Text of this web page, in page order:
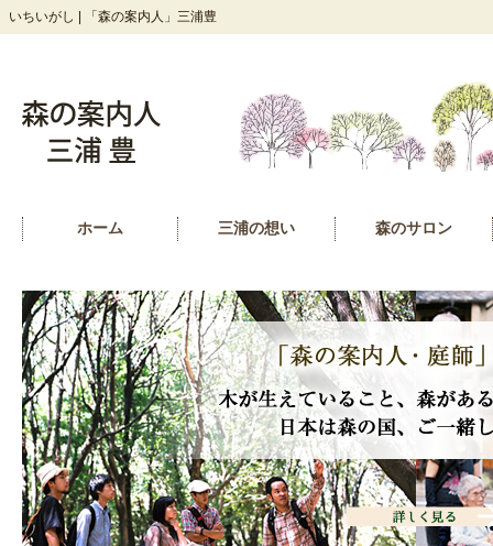
いちいがし | 「森の案内人」三浦豊
ホーム 三浦の想い 森のサロン